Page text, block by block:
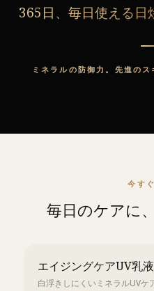
365日、毎日使える日
ミネラルの防御力。先進の
今す
毎日のケアに
白浮きしにくいミネラルUVケ